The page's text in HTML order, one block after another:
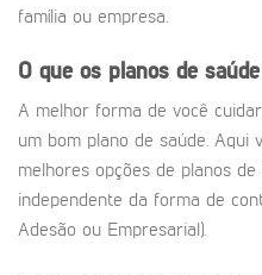
família ou empresa.
O que os planos de
A melhor forma de você
um bom plano de saúde. Aqui
melhores opções de planos
independente da forma de
Adesão ou Empresarial).